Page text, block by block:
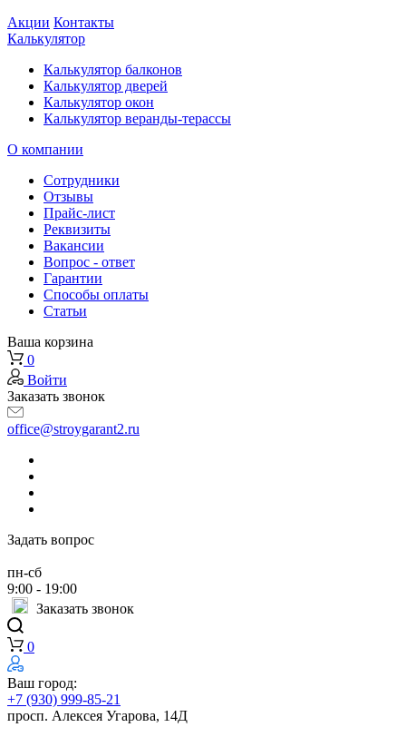
Акции Контакты
Калькулятор
Калькулятор балконов
Калькулятор дверей
Калькулятор окон
Калькулятор веранды-терассы
О компании
Сотрудники
Отзывы
Прайс-лист
Реквизиты
Вакансии
Вопрос - ответ
Гарантии
Способы оплаты
Статьи
Ваша корзина
0
Войти
Заказать звонок
office@stroygarant2.ru
Задать вопрос
пн-сб
9:00 - 19:00
Заказать звонок
0
Ваш город:
+7 (930) 999-85-21
просп. Алексея Угарова, 14Д